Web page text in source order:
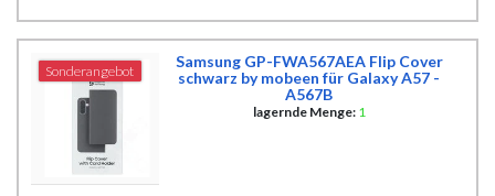
Sonderangebot
Samsung GP-FWA567AEA Flip Cover
schwarz by mobeen für Galaxy A57 -
A567B
lagernde Menge: 1